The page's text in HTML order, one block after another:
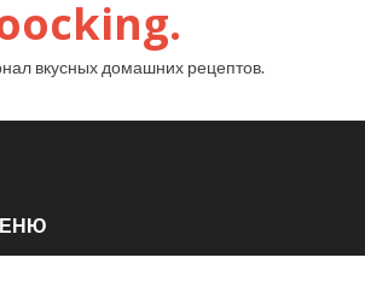
вкусных домашних рецептов.